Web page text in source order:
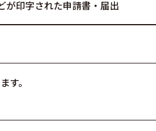
が印字された申請書・届出
す。